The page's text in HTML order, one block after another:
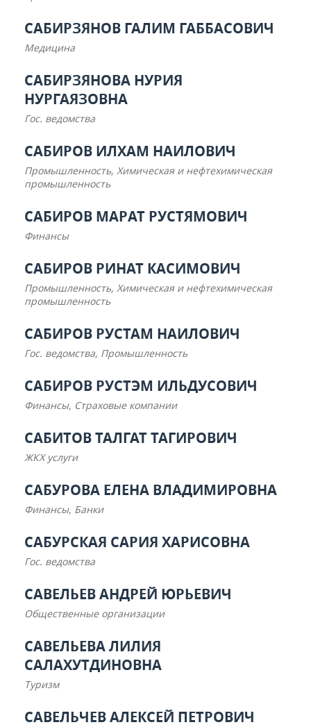
ХОККЕЙ С МЯЧОМ
ПРОИСШЕСТВИЯ
САБИРЗЯНОВ ГАЛИМ ГАББАСОВИЧ
Медицина
САБИРЗЯНОВА НУРИЯ
НУРГАЯЗОВНА
Гос. ведомства
САБИРОВ ИЛХАМ НАИЛОВИЧ
Промышленность, Химическая и нефтехимическая
промышленность
САБИРОВ МАРАТ РУСТЯМОВИЧ
Финансы
САБИРОВ РИНАТ КАСИМОВИЧ
Промышленность, Химическая и нефтехимическая
промышленность
САБИРОВ РУСТАМ НАИЛОВИЧ
Гос. ведомства, Промышленность
САБИРОВ РУСТЭМ ИЛЬДУСОВИЧ
Финансы, Страховые компании
САБИТОВ ТАЛГАТ ТАГИРОВИЧ
ЖКХ услуги
САБУРОВА ЕЛЕНА ВЛАДИМИРОВНА
Финансы, Банки
САБУРСКАЯ САРИЯ ХАРИСОВНА
Гос. ведомства
САВЕЛЬЕВ АНДРЕЙ ЮРЬЕВИЧ
Общественные организации
САВЕЛЬЕВА ЛИЛИЯ
САЛАХУТДИНОВНА
Туризм
САВЕЛЬЧЕВ АЛЕКСЕЙ ПЕТРОВИЧ